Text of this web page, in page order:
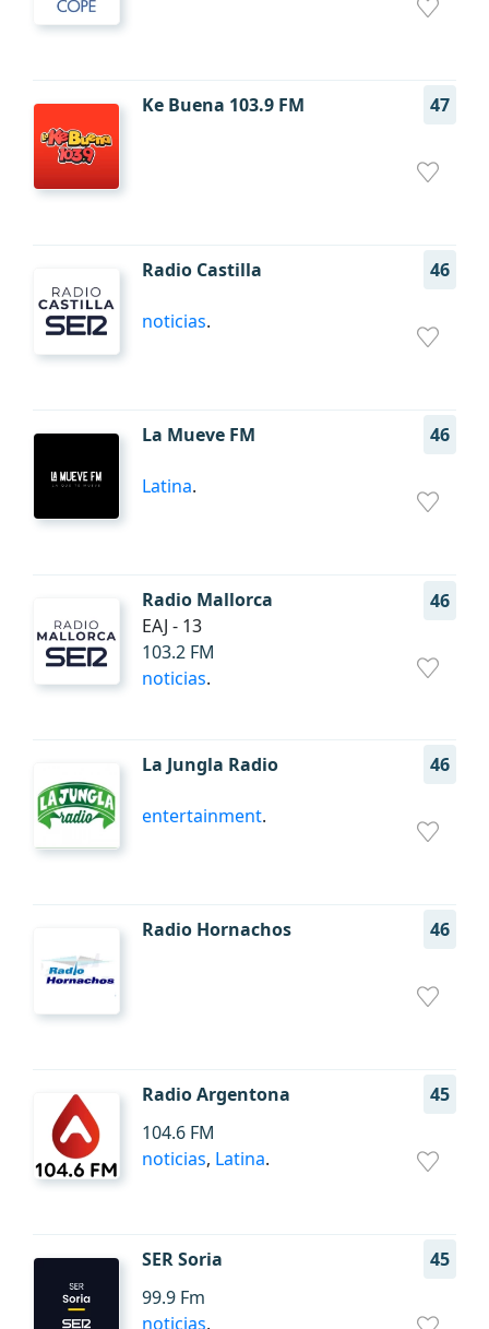
Ke Buena 103.9 FM 47
Radio Castilla 46
noticias.
La Mueve FM 46
Latina.
Radio Mallorca
46
EAJ - 13
103.2 FM
noticias.
La Jungla Radio 46
entertainment.
Radio Hornachos 46
Radio Argentona
45
104.6 FM
noticias, Latina.
SER Soria
45
99.9 Fm
noticias.